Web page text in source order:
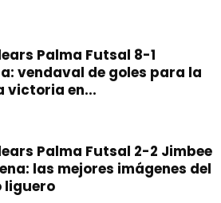
Palma Futsal 8-1
vendaval de goles para la
victoria en...
Palma Futsal 2-2 Jimbee
las mejores imágenes del
liguero